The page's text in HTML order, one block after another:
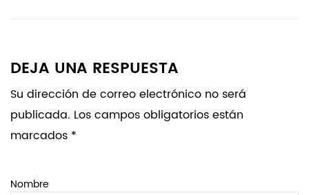
DEJA UNA RESPUESTA
Su dirección de correo electrónico no será
publicada. Los campos obligatorios están
marcados *
Nombre